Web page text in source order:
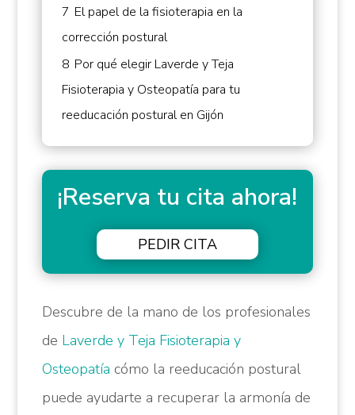
7 El papel de la fisioterapia en la
corrección postural
8 Por qué elegir Laverde y Teja
Fisioterapia y Osteopatía para tu
reeducación postural en Gijón
¡Reserva tu cita ahora!
PEDIR CITA
Descubre de la mano de los profesionales
de Laverde y Teja Fisioterapia y
Osteopatía cómo la reeducación postural
puede ayudarte a recuperar la armonía de